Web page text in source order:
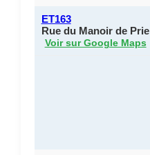
ET163
Rue du Manoir de Prie
Voir sur Google Maps